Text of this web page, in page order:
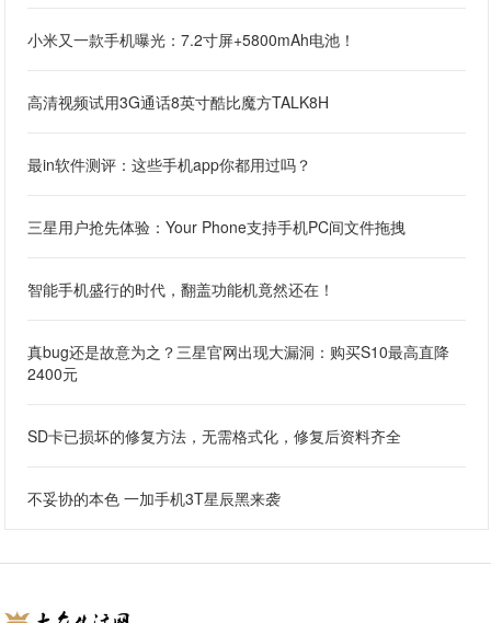
小米又一款手机曝光：7.2寸屏+5800mAh电池！
高清视频试用3G通话8英寸酷比魔方TALK8H
最in软件测评：这些手机app你都用过吗？
三星用户抢先体验：Your Phone支持手机PC间文件拖拽
智能手机盛行的时代，翻盖功能机竟然还在！
真bug还是故意为之？三星官网出现大漏洞：购买S10最高直降
2400元
SD卡已损坏的修复方法，无需格式化，修复后资料齐全
不妥协的本色 一加手机3T星辰黑来袭